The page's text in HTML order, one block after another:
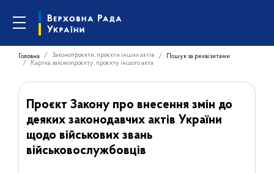
Головна Законопроєкти, проєкти інших актів
Пошук за реквізитами
Картка законопроєкту, проєкту іншого акта
Проєкт Закону про внесення змін до
деяких законодавчих актів України
щодо військових звань
військовослужбовців